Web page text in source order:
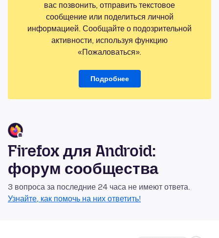
вас позвонить, отправить текстовое
сообщение или поделиться личной
информацией. Сообщайте о подозрительной
активности, используя функцию
«Пожаловаться».
Подробнее
Firefox для Android:
форум сообщества
3 вопроса за последние 24 часа не имеют ответа.
Узнайте, как помочь на них ответить!